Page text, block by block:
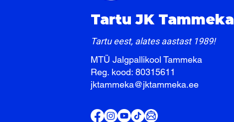
Tartu JK Tammeka
Tartu eest, alates aastast 1989!
MTÜ Jalgpallikool Tammeka ​
Reg. kood: 80315611
jktammeka@jktammeka.ee